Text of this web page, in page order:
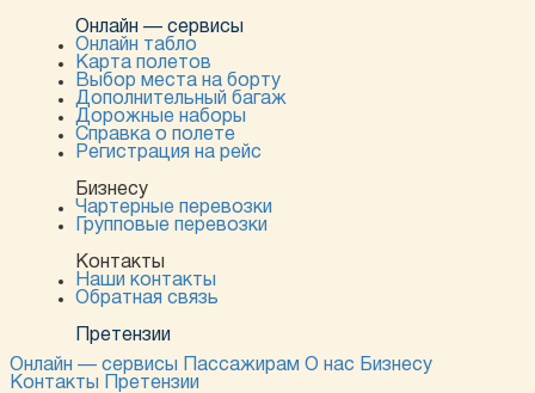
Онлайн — сервисы
Онлайн табло
Карта полетов
Выбор места на борту
Дополнительный багаж
Дорожные наборы
Справка о полете
Регистрация на рейс
Бизнесу
Чартерные перевозки
Групповые перевозки
Контакты
Наши контакты
Обратная связь
Претензии
Онлайн — сервисы
Пассажирам О нас Бизнесу
Контакты
Претензии